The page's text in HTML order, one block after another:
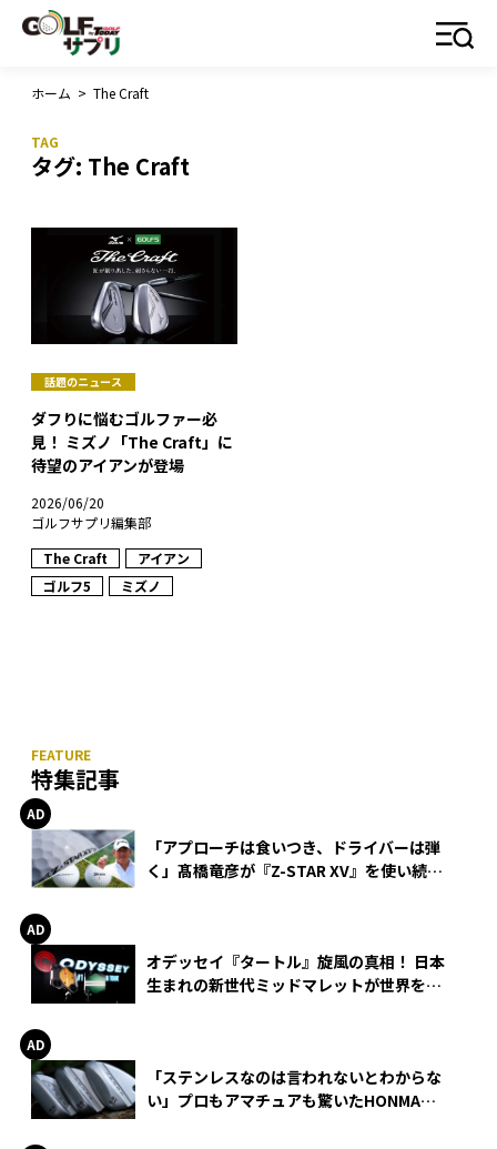
ホーム > The Craft
タグ: The Craft
話題のニュース
ダフりに悩むゴルファー必
見！ ミズノ「The Craft」に
待望のアイアンが登場
2026/06/20
ゴルフサプリ編集部
The Craft
アイアン
ゴルフ5
ミズノ
特集記事
「アプローチは食いつき、ドライバーは弾
く」髙橋竜彦が『Z-STAR XV』を使い続け
オデッセイ『タートル』旋風の真相！ 日本
生まれの新世代ミッドマレットが世界を席
「ステンレスなのは言われないとわからな
い」プロもアマチュアも驚いたHONMA